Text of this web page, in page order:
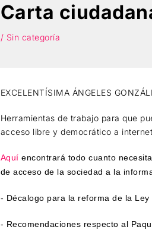
Carta
/ Sin categoría
EXCELENTÍSIMA ÁNGELES
Herramientas de trabajo para que
acceso libre y democrático a
Aquí encontrará todo cuanto
de acceso de la sociedad a la
- Décalogo para la reforma de la
- Recomendaciones respecto al